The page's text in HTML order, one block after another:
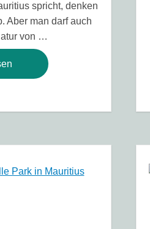
spricht, denken
Aber man darf auch
von …